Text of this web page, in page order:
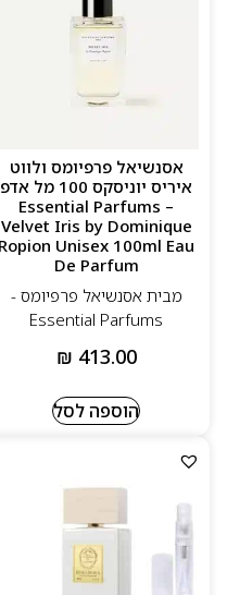
אסנשיאל פרפיומס ולווט
איריס יוניסקס 100 מל אדפ
– Essential Parfums
Velvet Iris by Dominique
Ropion Unisex 100ml Eau
De Parfum
מבית אסנשיאל פרפיומס -
Essential Parfums
₪ 413.00
הוספה לסל